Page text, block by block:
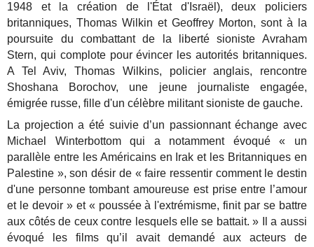
1948 et la création de l'État d'Israël), deux policiers
britanniques, Thomas Wilkin et Geoffrey Morton, sont à la
poursuite du combattant de la liberté sioniste Avraham
Stern, qui complote pour évincer les autorités britanniques.
A Tel Aviv, Thomas Wilkins, policier anglais, rencontre
Shoshana Borochov, une jeune journaliste engagée,
émigrée russe, fille d'un célèbre militant sioniste de gauche.
La projection a été suivie d’un passionnant échange avec
Michael Winterbottom qui a notamment évoqué « un
parallèle entre les Américains en Irak et les Britanniques en
Palestine », son désir de « faire ressentir comment le destin
d'une personne tombant amoureuse est prise entre l’amour
et le devoir » et « poussée à l'extrémisme, finit par se battre
aux côtés de ceux contre lesquels elle se battait. » Il a aussi
évoqué les films qu’il avait demandé aux acteurs de